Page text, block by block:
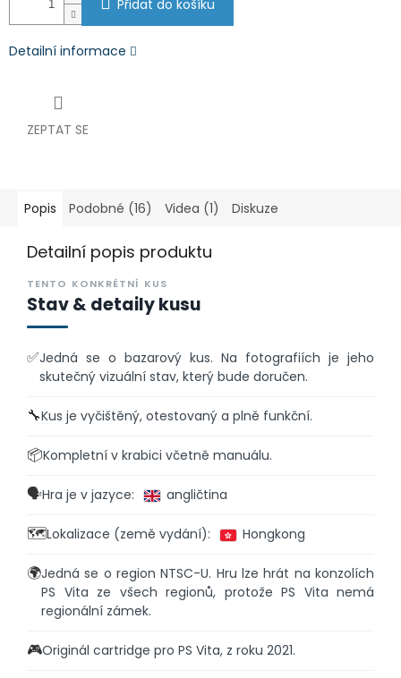
Přidat do košíku
Detailní informace
ZEPTAT SE
Popis Podobné (16) Videa (1) Diskuze
Detailní popis produktu
TENTO KONKRÉTNÍ KUS
Stav & detaily kusu
✅Jedná se o bazarový kus. Na fotografiích je jeho
skutečný vizuální stav, který bude doručen.
🔧Kus je vyčištěný, otestovaný a plně funkční.
📦Kompletní v krabici včetně manuálu.
🗣️Hra je v jazyce: angličtina
🗺️Lokalizace (země vydání): Hongkong
🌍Jedná se o region NTSC-U. Hru lze hrát na konzolích
PS Vita ze všech regionů, protože PS Vita nemá
regionální zámek.
🎮Originál cartridge pro PS Vita, z roku 2021.